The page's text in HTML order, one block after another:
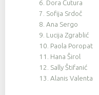
6. Dora Čutura
7. Sofija Srdoč
8. Ana Sergo
9. Lucija Zgrablić
10. Paola Poropat
11. Hana Širol
12. Sally Štifanić
13. Alanis Valenta